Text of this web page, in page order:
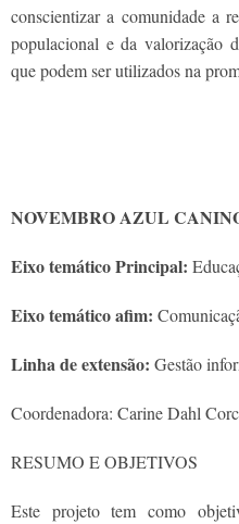
conscientizar a comunidade a
populacional e da valorização
que podem ser utilizados na
NOVEMBRO AZUL
Eixo temático Principal:
Eixo temático afim:
Linha de extensão: Gestão
Coordenadora: Carine Dahl
RESUMO E OBJETIVOS
Este projeto tem como